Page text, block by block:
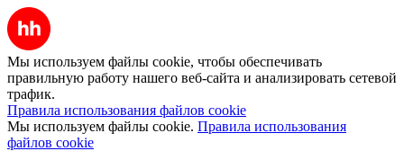
Мы используем файлы cookie, чтобы обеспечивать
правильную работу нашего веб-сайта и анализировать сетевой
трафик.
Правила использования файлов cookie
Мы используем файлы cookie. Правила использования
файлов cookie